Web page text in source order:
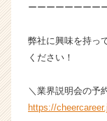
ーーーーーーーー
弊社に興味を持っ
ください！
＼業界説明会の予
https://